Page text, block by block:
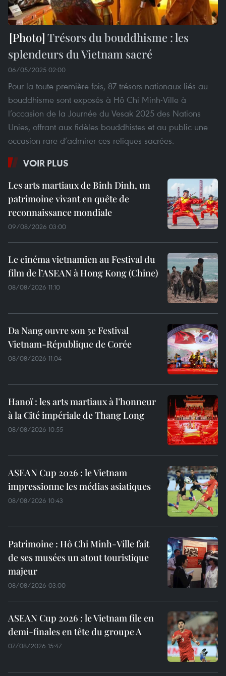
Trésors du bouddhisme : les
splendeurs du Vietnam sacré
06/05/2025 02:00
Pour la toute première fois, 87 trésors nationaux liés au
bouddhisme sont exposés à Hô Chi Minh-Ville à
l’occasion de la Journée du Vesak 2025 des Nations
Unies, offrant aux fidèles bouddhistes et au public une
occasion rare d’admirer ces reliques sacrées.
VOIR PLUS
Les arts martiaux de Binh Dinh, un
patrimoine vivant en quête de
reconnaissance mondiale
09/08/2026 03:00
Le cinéma vietnamien au Festival du
film de l’ASEAN à Hong Kong (Chine)
08/08/2026 11:10
Da Nang ouvre son 5e Festival
Vietnam-République de Corée
08/08/2026 11:04
Hanoï : les arts martiaux à l’honneur
à la Cité impériale de Thang Long
08/08/2026 10:55
ASEAN Cup 2026 : le Vietnam
impressionne les médias asiatiques
08/08/2026 10:43
Patrimoine : Hô Chi Minh-Ville fait
de ses musées un atout touristique
majeur
08/08/2026 03:00
ASEAN Cup 2026 : le Vietnam file en
demi-finales en tête du groupe A
07/08/2026 15:47